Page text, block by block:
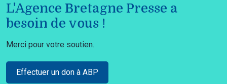
L'Agence Bretagne Presse a
besoin de vous !
Merci pour votre soutien.
Effectuer un don à ABP